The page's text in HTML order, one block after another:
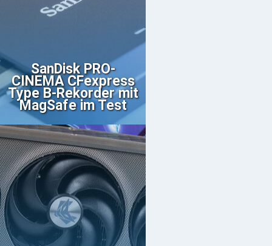
SanDisk PRO-
CINEMA CFexpress
Type B-Rekorder mit
MagSafe im Test